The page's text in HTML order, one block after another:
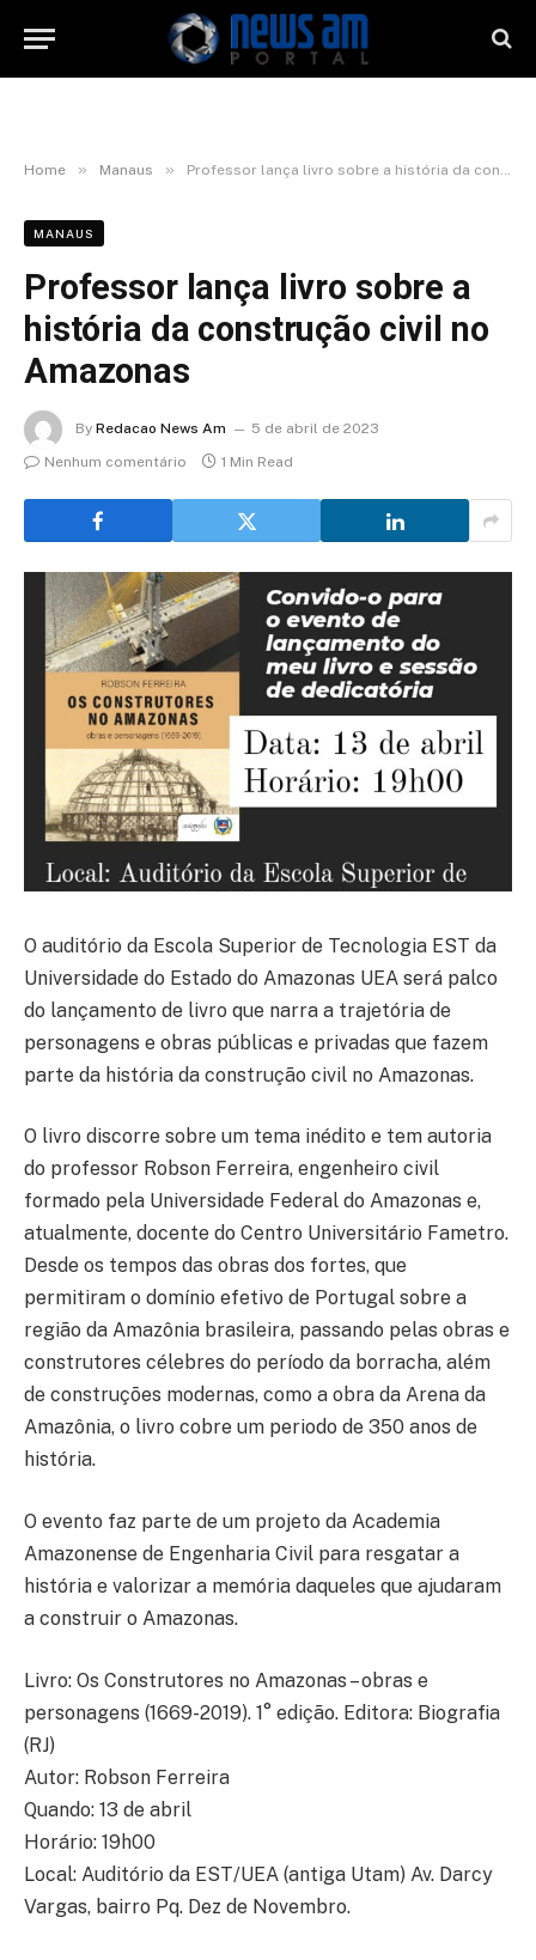
Home » Manaus » Professor lança livro sobre a história da construção civil no Amazonas
MANAUS
Professor lança livro sobre a
história da construção civil no
Amazonas
By Redacao News Am
5 de abril de 2023
Nenhum comentário
1 Min Read
O auditório da Escola Superior de Tecnologia EST da
Universidade do Estado do Amazonas UEA será palco
do lançamento de livro que narra a trajetória de
personagens e obras públicas e privadas que fazem
parte da história da construção civil no Amazonas.
O livro discorre sobre um tema inédito e tem autoria
do professor Robson Ferreira, engenheiro civil
formado pela Universidade Federal do Amazonas e,
atualmente, docente do Centro Universitário Fametro.
Desde os tempos das obras dos fortes, que
permitiram o domínio efetivo de Portugal sobre a
região da Amazônia brasileira, passando pelas obras e
construtores célebres do período da borracha, além
de construções modernas, como a obra da Arena da
Amazônia, o livro cobre um periodo de 350 anos de
história.
O evento faz parte de um projeto da Academia
Amazonense de Engenharia Civil para resgatar a
história e valorizar a memória daqueles que ajudaram
a construir o Amazonas.
Livro: Os Construtores no Amazonas – obras e
personagens (1669-2019). 1° edição. Editora: Biografia
(RJ)
Autor: Robson Ferreira
Quando: 13 de abril
Horário: 19h00
Local: Auditório da EST/UEA (antiga Utam) Av. Darcy
Vargas, bairro Pq. Dez de Novembro.